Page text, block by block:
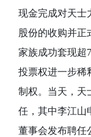
现金完成对天士
股份的收购并正
家族成功套现超
投票权进一步稀
制权。 当天，天
任，其中李江山
董事会发布聘任